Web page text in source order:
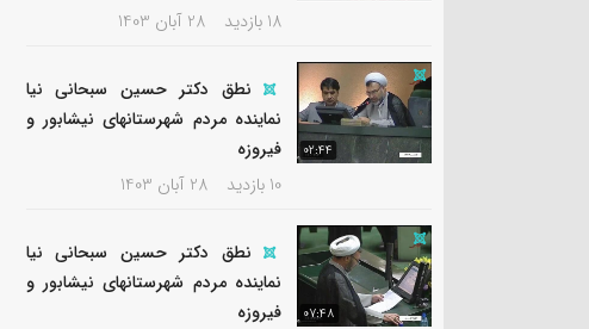
18 بازدید 28 آبان 1403
02:44
نطق دکتر حسین سبحانی نیا
نماینده مردم شهرستانهای نیشابور و
فیروزه
10 بازدید 28 آبان 1403
07:48
نطق دکتر حسین سبحانی نیا
نماینده مردم شهرستانهای نیشابور و
فیروزه